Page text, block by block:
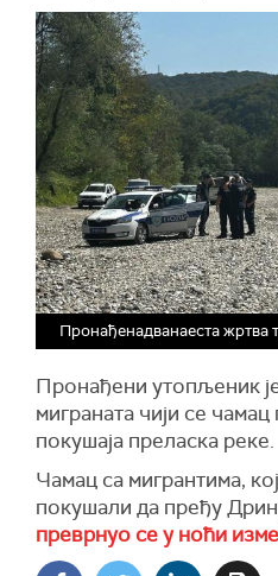
Пронађенадванаеста жртва
Пронађени утопљеник
миграната чији се
покушаја преласка реке.
Чамац са мигрантима,
покушали да пређу
преврнуо се у ноћи